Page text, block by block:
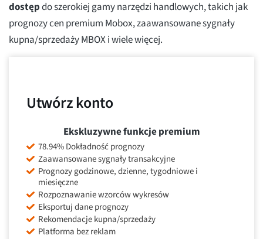
dostępdo szerokiej gamy narzędzi handlowych, takich jak
prognozy cen premium Mobox, zaawansowane sygnały
kupna/sprzedaży MBOX i wiele więcej.
Utwórz konto
Ekskluzywne funkcje premium
78.94% Dokładność prognozy
Zaawansowane sygnały transakcyjne
Prognozy godzinowe, dzienne, tygodniowe i
miesięczne
Rozpoznawanie wzorców wykresów
Eksportuj dane prognozy
Rekomendacje kupna/sprzedaży
Platforma bez reklam